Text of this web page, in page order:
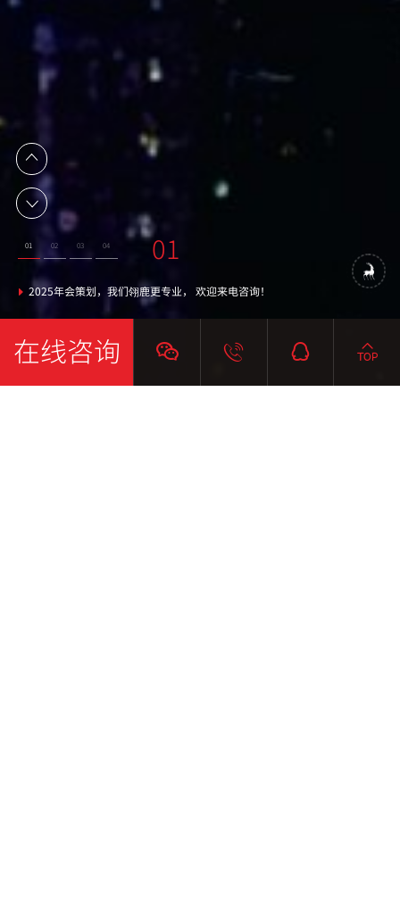
提供 活动策划 服务 周年庆 年会 乔迁 开业 等
02
活动策划优质服务商
03
翎鹿策划服务政府
04
2025年会策划，我们翎鹿更专业， 欢迎来电咨询！
01
01 02 03 04
在线咨询